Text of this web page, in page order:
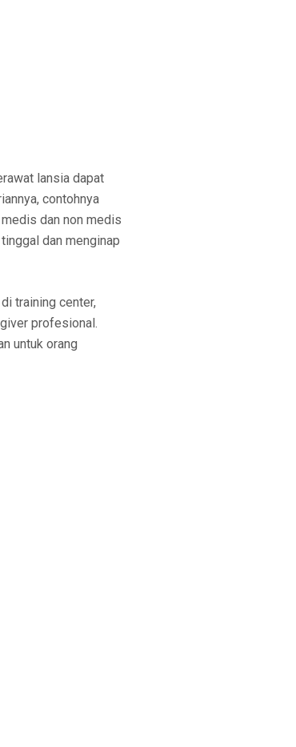
lansia dapat
contohnya
dan non medis
dan menginap
training center,
profesional.
untuk orang